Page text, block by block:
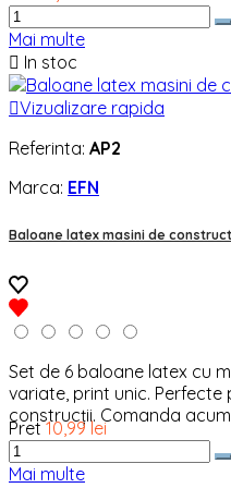
Mai multe
 In stoc
Vizualizare rapida
Referinta: AP2
Marca: EFN
Baloane latex masini de
Set de 6 baloane latex cu
variate, print unic.
construcții. Comanda
Pret 10,99 lei
Mai multe